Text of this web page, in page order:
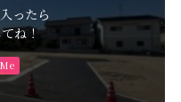
ったら
ね！